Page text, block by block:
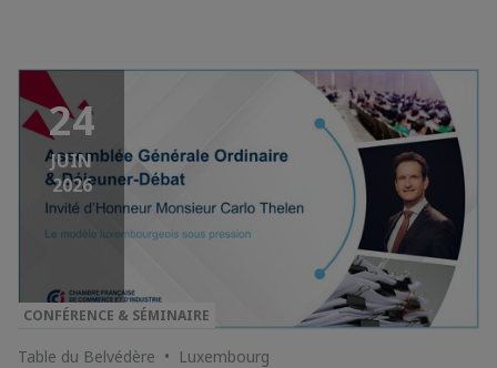
24
JUIN
2026
CONFÉRENCE & SÉMINAIRE
Table du Belvédère • Luxembourg